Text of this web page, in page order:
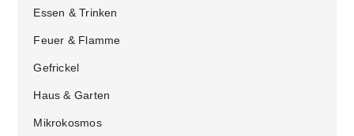
Essen & Trinken
Feuer & Flamme
Gefrickel
Haus & Garten
Mikrokosmos